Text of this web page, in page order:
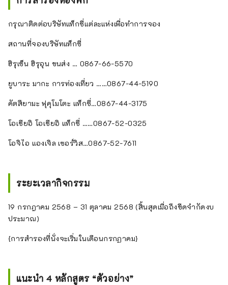
กรุณาติดต่อบริษัทแท็กซี่แต่ละแห่งเพื่อทำการจอง
สถานที่จองบริษัทแท็กซี่
ฮิรุเซ็น ฮิรุอุน ขนส่ง … 0867-66-5570
ยูบาระ มากะ การท่องเที่ยว ……0867-44-5190
คัตสึยามะ ฟุคุโมโตะ แท็กซี่…0867-44-3175
โอเชียอิ โอเชียอิ แท็กซี่ ……0867-52-0325
โอจิไอ แองเจิล เซอร์วิส…0867-52-7611
ระยะเวลากิจกรรม
19 กรกฎาคม 2568 – 31 ตุลาคม 2568 (สิ้นสุดเมื่อถึงขีดจำกัดงบ
ประมาณ)
{การสำรองที่นั่งจะเริ่มในเดือนกรกฏาคม}
แนะนำ 4 หลักสูตร “ตัวอย่าง”